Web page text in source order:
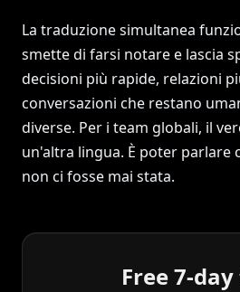
La traduzione simultanea
smette di farsi notare e lascia
decisioni più rapide, relazioni
conversazioni che restano
diverse. Per i team globali, il
un'altra lingua. È poter parlare
non ci fosse mai stata.
Free 7-